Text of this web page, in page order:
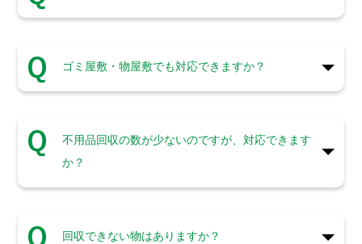
ゴミ屋敷・物屋敷でも対応できますか？
不用品回収の数が少ないのですが、対応できます
か？
回収できない物はありますか？